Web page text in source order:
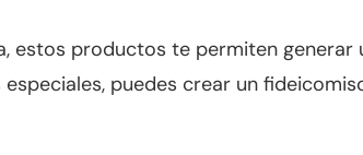
estos productos te permiten
puedes crear un